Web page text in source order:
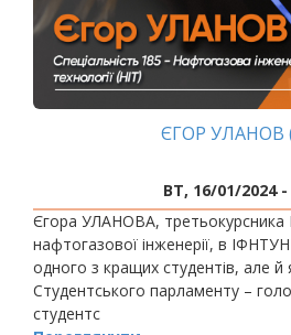
ЄГОР УЛАНОВ
ВТ, 16/01/2024 -
Єгора УЛАНОВА, третьокурсника
нафтогазової інженерії, в
одного з кращих студентів, але й
Студентського парламенту –
студентс